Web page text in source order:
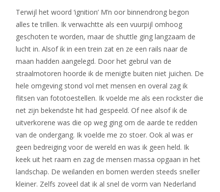
Terwijl het woord ‘ignition’ M’n oor binnendrong begon
alles te trillen. Ik verwachtte als een vuurpijl omhoog
geschoten te worden, maar de shuttle ging langzaam de
lucht in. Alsof ik in een trein zat en ze een rails naar de
maan hadden aangelegd. Door het gebrul van de
straalmotoren hoorde ik de menigte buiten niet juichen. De
hele omgeving stond vol met mensen en overal zag ik
flitsen van fototoestellen. Ik voelde me als een rockster die
net zijn bekendste hit had gespeeld. Of nee alsof ik de
uitverkorene was die op weg ging om de aarde te redden
van de ondergang. Ik voelde me zo stoer. Ook al was er
geen bedreiging voor de wereld en was ik geen held. Ik
keek uit het raam en zag de mensen massa opgaan in het
landschap. De weilanden en bomen werden steeds sneller
kleiner. Zelfs zoveel dat ik al snel de vorm van Nederland